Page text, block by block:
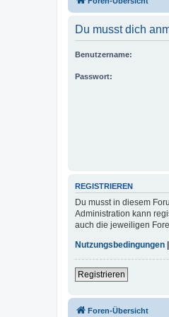
Du musst dich
Benutzername:
Passwort:
REGISTRIEREN
Du musst in diesem
Administration kann
auch die jeweiligen
Nutzungsbedingungen
Registrieren
Foren-Übersicht